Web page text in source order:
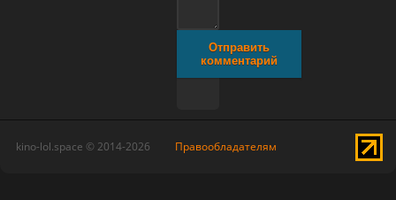
Отправить
комментарий
kino-lol.space © 2014-2026 Правообладателям